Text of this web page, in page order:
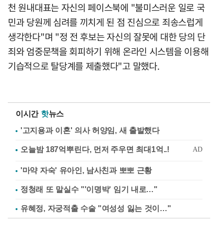
천 원내대표는 자신의 페이스북에 "불미스러운 일로 국
민과 당원께 심려를 끼치게 된 점 진심으로 죄송스럽게
생각한다"며 "정 전 후보는 자신의 잘못에 대한 당의 단
죄와 엄중문책을 회피하기 위해 온라인 시스템을 이용해
기습적으로 탈당계를 제출했다"고 말했다.
이시간 핫뉴스
'고지용과 이혼' 의사 허양임, 새 출발했다
'마약 자숙' 유아인, 남사친과 뽀뽀 근황
정청래 또 말실수 "'이명박' 임기 내로…"
유혜정, 자궁적출 수술 "여성성 잃는 것이…"